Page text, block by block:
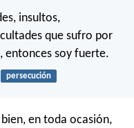
insultos,
que sufro por
entonces soy fuerte.
persecución
en toda ocasión,